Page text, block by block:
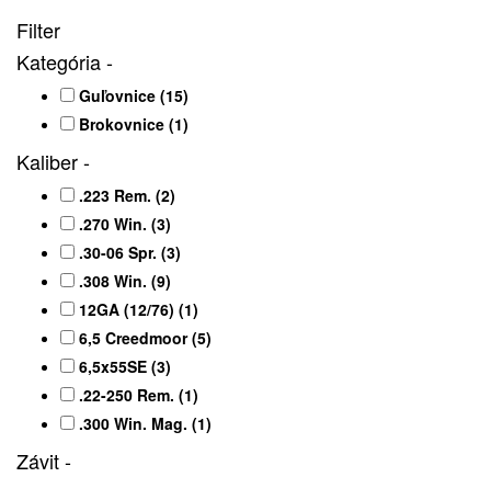
Filter
Kategória-
Guľovnice (15)
Brokovnice (1)
Kaliber-
.223 Rem. (2)
.270 Win. (3)
.30-06 Spr. (3)
.308 Win. (9)
12GA (12/76) (1)
6,5 Creedmoor(5)
6,5x55SE (3)
.22-250 Rem. (1)
.300 Win. Mag. (1)
Závit-